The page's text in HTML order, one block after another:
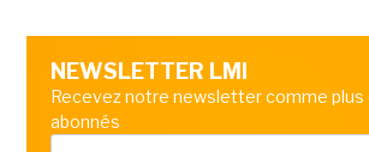
NEWSLETTER LMI
Recevez notre newsletter comme
abonnés